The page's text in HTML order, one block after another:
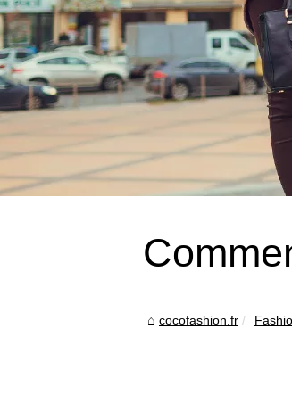
cocofashion.fr